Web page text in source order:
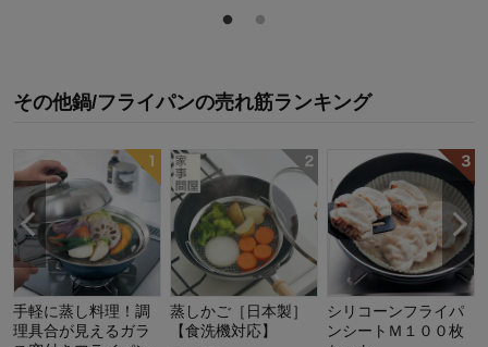
その他鍋/フライパンの売れ筋ランキング
手軽に蒸し料理！調
理具合が見えるガラ
蒸しかご［日本製］
【食洗機対応】
シリコーンフライパ
ンシートＭ１００枚